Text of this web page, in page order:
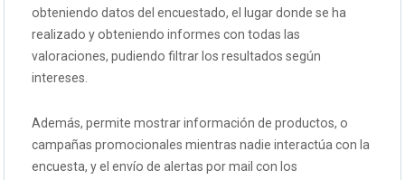
obteniendo datos del encuestado, el lugar donde se ha
realizado y obteniendo informes con todas las
valoraciones, pudiendo filtrar los resultados según
intereses.
Además, permite mostrar información de productos, o
campañas promocionales mientras nadie interactúa con la
encuesta, y el envío de alertas por mail con los